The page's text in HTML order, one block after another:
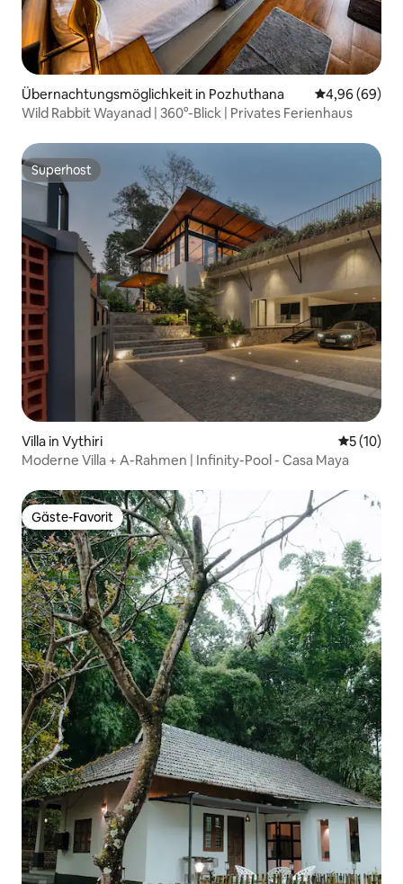
Übernachtungsmöglichkeit in Pozhuthana
4,96 (69)
Wild Rabbit Wayanad | 360°-Blick | Privates Ferienhaus
Superhost
Superhost
Villa in Vythiri
5 (10)
Moderne Villa + A-Rahmen | Infinity-Pool - Casa Maya
Gäste-Favorit
Gäste-Favorit